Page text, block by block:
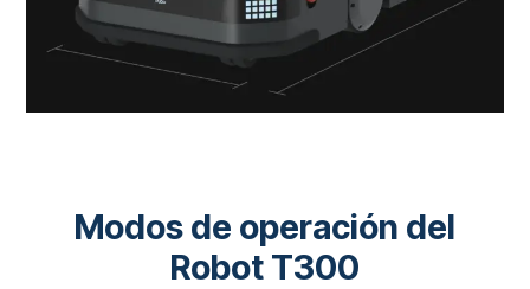
Modos de operación del
Robot T300